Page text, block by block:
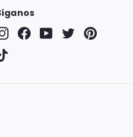
InstagramFacebookYouTubeTwitter